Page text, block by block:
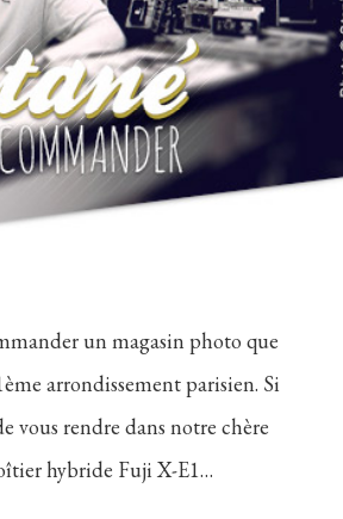
un magasin photo que
arrondissement parisien. Si
vous rendre dans notre chère
hybride Fuji X-E1…